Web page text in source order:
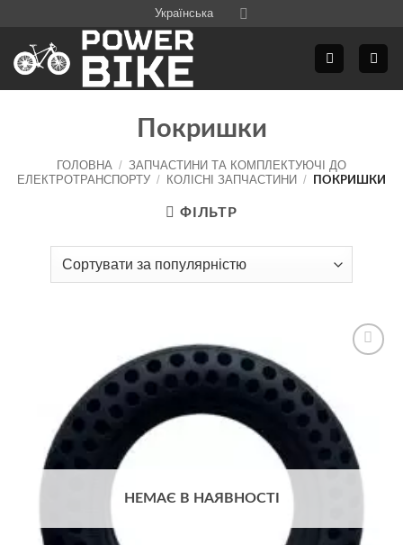
content
Українська
Покришки
ГОЛОВНА / ЗАПЧАСТИНИ ТА КОМПЛЕКТУЮЧІ ДО
ЕЛЕКТРОТРАНСПОРТУ / КОЛІСНІ ЗАПЧАСТИНИ / ПОКРИШКИ
ФІЛЬТР
НЕМАЄ В НАЯВНОСТІ